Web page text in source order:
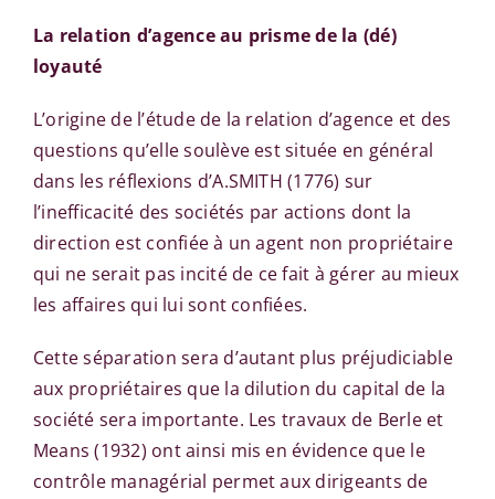
La relation d’agence au prisme de la (dé)
loyauté
L’origine de l’étude de la relation d’agence et des
questions qu’elle soulève est située en général
dans les réflexions d’A.SMITH (1776) sur
l’inefficacité des sociétés par actions dont la
direction est confiée à un agent non propriétaire
qui ne serait pas incité de ce fait à gérer au mieux
les affaires qui lui sont confiées.
Cette séparation sera d’autant plus préjudiciable
aux propriétaires que la dilution du capital de la
société sera importante. Les travaux de Berle et
Means (1932) ont ainsi mis en évidence que le
contrôle managérial permet aux dirigeants de